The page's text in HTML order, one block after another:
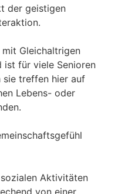
der geistigen
Gleichaltrigen
ist für viele Senioren
sie treffen hier auf
Lebens- oder
Aktivitäten
von einer